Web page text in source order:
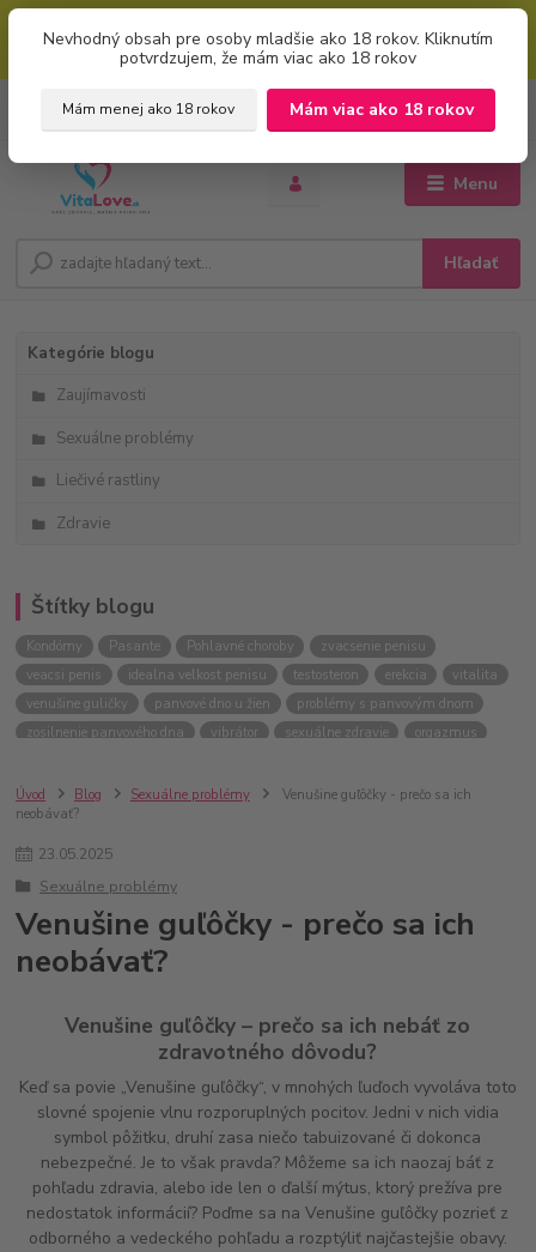
bez úvodzoviek). Zľavový kód zadajte v prvom kroku košíku zaškrtnutím
políčka: "mám zľavový kupón"
Nevhodný obsah pre osoby mladšie ako 18 rokov. Kliknutím
potvrdzujem, že mám viac ako 18 rokov
Mám menej ako 18 rokov Mám viac ako 18 rokov
Menu
Hľadať
+421 951 733 848
(Po-Pia, 8-16 hod.)
za
Kategórie blogu
Zaujímavosti
Sexuálne problémy
Liečivé rastliny
Zdravie
Štítky blogu
Kondómy Pasante Pohlavné choroby
zvacsenie penisu
veacsi penis
idealna velkost penisu testosteron erekcia
vitalita
venušine guličky
panvové dno u žien
problémy s panvovým dnom
zosilnenie panvového dna
vibrátor sexuálne zdravie orgazmus
Úvod Blog Sexuálne problémy
Venušine guľôčky - prečo sa ich
neobávať?
23.05.2025
Sexuálne problémy
Venušine guľôčky - prečo sa ich
neobávať?
Venušine guľôčky – prečo sa ich nebáť zo
zdravotného dôvodu?
Keď sa povie „Venušine guľôčky“, v mnohých ľuďoch vyvoláva toto
slovné spojenie vlnu rozporuplných pocitov. Jedni v nich vidia
symbol pôžitku, druhí zasa niečo tabuizované či dokonca
nebezpečné. Je to však pravda? Môžeme sa ich naozaj báť z
pohľadu zdravia, alebo ide len o ďalší mýtus, ktorý prežíva pre
nedostatok informácií? Poďme sa na Venušine guľôčky pozrieť z
odborného a vedeckého pohľadu a rozptýliť najčastejšie obavy.